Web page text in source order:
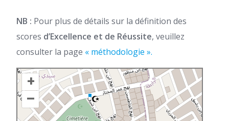
NB : Pour plus de détails sur la définition des
scores d’Excellence et de Réussite, veuillez
consulter la page « méthodologie ».
+
–